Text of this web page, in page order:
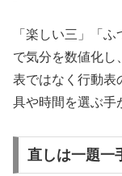
「楽しい三」「
で気分を数値化し
表ではなく行動表
具や時間を選ぶ手
直しは一題一